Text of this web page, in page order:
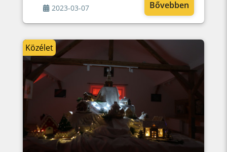
2023-03-07 Bővebben
Közélet